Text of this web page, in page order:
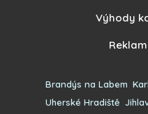
Výhody
Brandýs na Labem
Uherské Hradiště